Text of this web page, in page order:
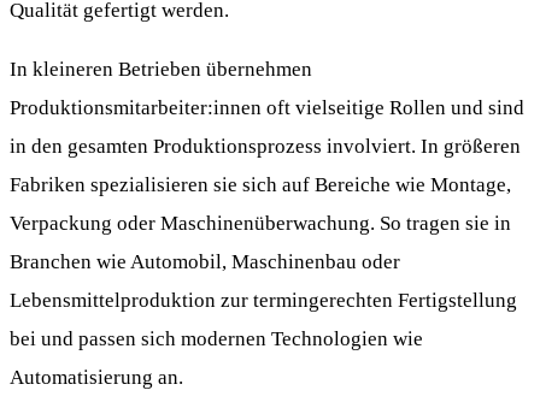
Qualität gefertigt werden.
In kleineren Betrieben übernehmen
Produktionsmitarbeiter:innen oft vielseitige Rollen und sind
in den gesamten Produktionsprozess involviert. In größeren
Fabriken spezialisieren sie sich auf Bereiche wie Montage,
Verpackung oder Maschinenüberwachung. So tragen sie in
Branchen wie Automobil, Maschinenbau oder
Lebensmittelproduktion zur termingerechten Fertigstellung
bei und passen sich modernen Technologien wie
Automatisierung an.